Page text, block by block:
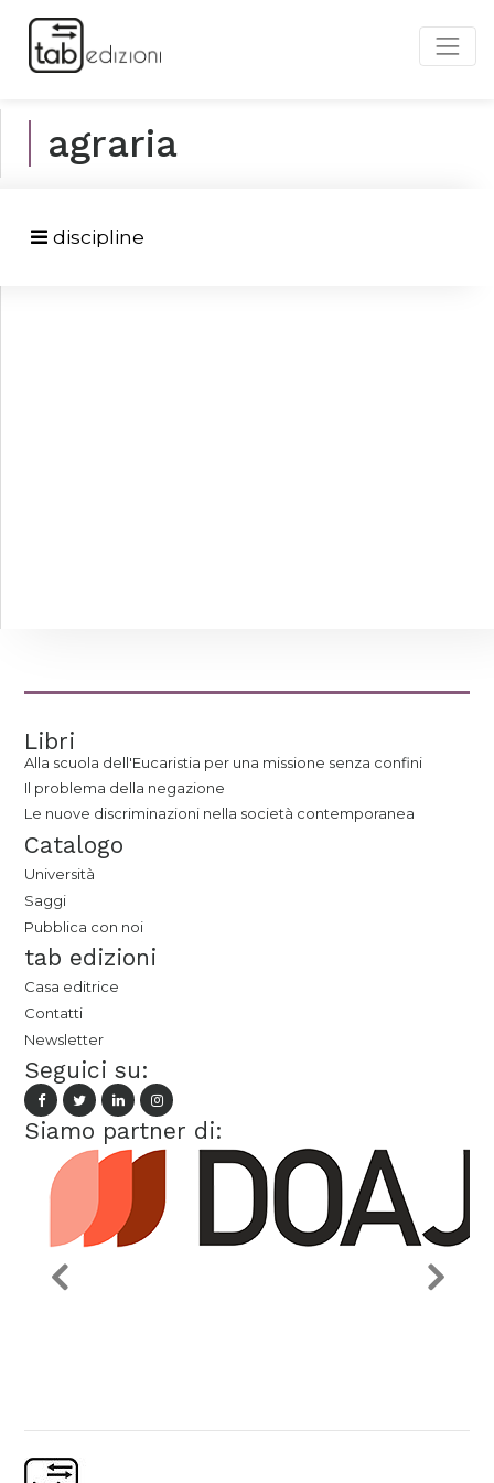
agraria
discipline
Libri
Alla scuola dell'Eucaristia per una missione senza confini
Il problema della negazione
Le nuove discriminazioni nella società contemporanea
Catalogo
Università
Saggi
Pubblica con noi
tab edizioni
Casa editrice
Contatti
Newsletter
Seguici su:
Siamo partner di: